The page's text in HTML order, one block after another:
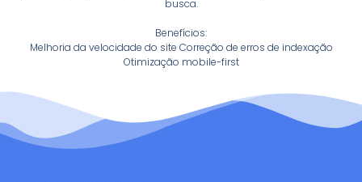
busca.
Benefícios:
Melhoria da velocidade do site Correção de erros de indexação
Otimização mobile-first